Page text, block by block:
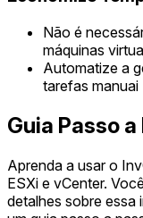
Não é
máquinas
Automatize a
tarefas manuai
Guia Passo
Aprenda a usar o
ESXi e vCenter.
detalhes sobre essa